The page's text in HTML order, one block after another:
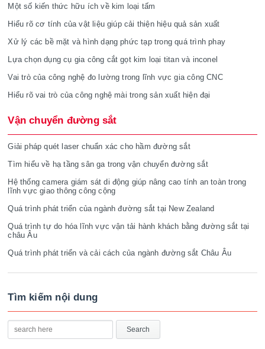
Một số kiến thức hữu ích về kim loại tấm
Hiểu rõ cơ tính của vật liệu giúp cải thiện hiệu quả sản xuất
Xử lý các bề mặt và hình dạng phức tạp trong quá trình phay
Lựa chọn dụng cụ gia công cắt gọt kim loại titan và inconel
Vai trò của công nghệ đo lường trong lĩnh vực gia công CNC
Hiểu rõ vai trò của công nghệ mài trong sản xuất hiện đại
Vận chuyển đường sắt
Giải pháp quét laser chuẩn xác cho hầm đường sắt
Tìm hiểu về hạ tầng sân ga trong vận chuyển đường sắt
Hệ thống camera giám sát di động giúp nâng cao tính an toàn trong
lĩnh vực giao thông công cộng
Quá trình phát triển của ngành đường sắt tại New Zealand
Quá trình tự do hóa lĩnh vực vận tải hành khách bằng đường sắt tại
châu Âu
Quá trình phát triển và cải cách của ngành đường sắt Châu Âu
Tìm kiếm nội dung